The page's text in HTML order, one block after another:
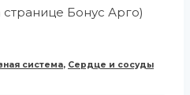
странице Бонус Арго)
система, Сердце и сосуды